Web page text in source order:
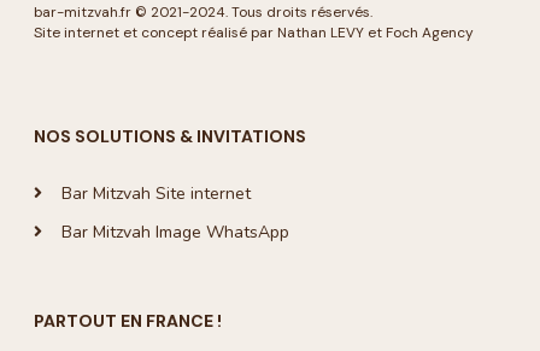
bar-mitzvah.fr © 2021-2024. Tous droits réservés.
Site internet et concept réalisé par Nathan LEVY et Foch Agency
NOS SOLUTIONS & INVITATIONS
Bar Mitzvah Site internet
Bar Mitzvah Image WhatsApp
PARTOUT EN FRANCE !